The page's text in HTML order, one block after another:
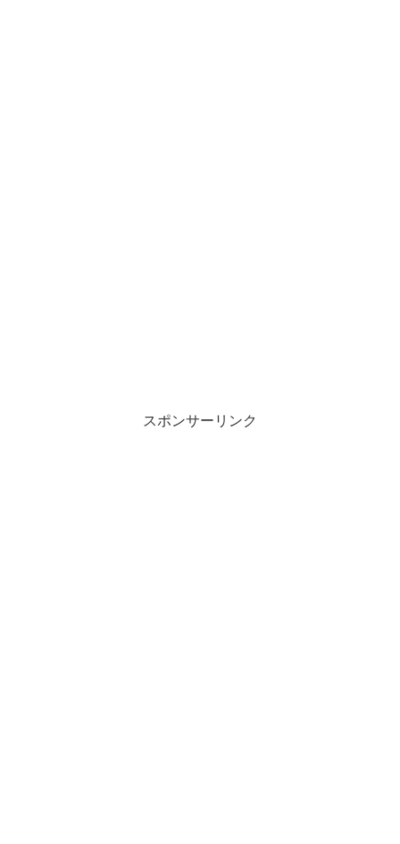
スポンサーリンク